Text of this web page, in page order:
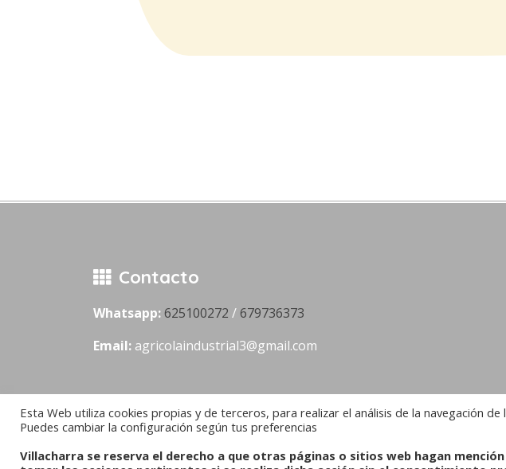
Contacto
Whatsapp:625100272 /679736373
Email: agricolaindustrial3@gmail.com
©
Esta Web utiliza cookies propias y de terceros, para realizar el análisis de la navegación de
Puedes cambiar la configuración según tus preferencias
Villacharra se reserva el derecho a que otras páginas o sitios web hagan